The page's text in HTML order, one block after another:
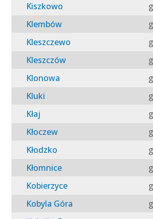
Kiszkowo
Klembów
Kleszczewo
Kleszczów
Klonowa
Kluki
Kłaj
Kłoczew
Kłodzko
Kłomnice
Kobierzyce
Kobyla Góra